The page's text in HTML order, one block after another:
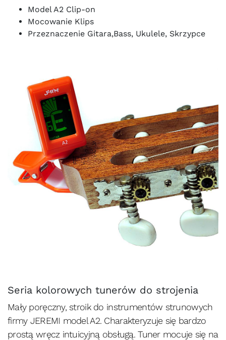
Model A2 Clip-on
Mocowanie Klips
Przeznaczenie Gitara,Bass, Ukulele, Skrzypce
Seria kolorowych tunerów do strojenia
Mały poręczny, stroik do instrumentów strunowych
firmy JEREMI model A2. Charakteryzuje się bardzo
prostą wręcz intuicyjną obsługą. Tuner mocuje się na